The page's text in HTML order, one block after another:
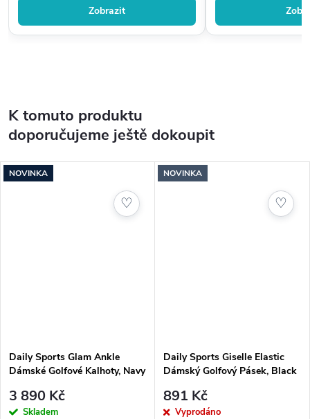
Zobrazit
K tomuto produktu
doporučujeme ještě dokoupit
NOVINKA
Daily Sports Glam Ankle
Dámské Golfové Kalhoty, Navy
3 890 Kč
Skladem
♡
NOVINKA
Daily Sports Giselle Elastic
Dámský Golfový Pásek, Black
891 Kč
Vyprodáno
♡